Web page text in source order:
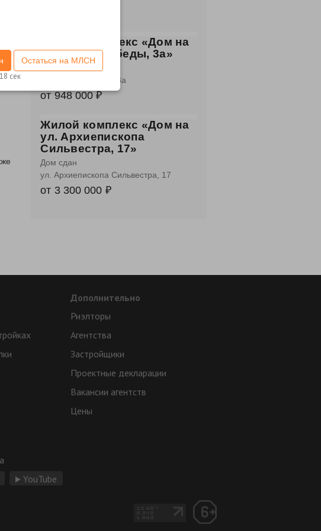
в
—
Жилой комплекс «Дом на
ул. 60 лет Победы, 3а»
ул. 60 лет Победы, 3а
от948 000 ₽
Жилой комплекс «Дом на
ул. Архиепископа
Сильвестра, 17»
Дом сдан
ул. Архиепископа Сильвестра, 17
от 3 300 000 ₽
Остаться на МЛСН
18 сек
Дополнительно
Риэлторы
Агентства
Застройщики
Проектные декларации
Вакансии агентств
Цены
YouTube